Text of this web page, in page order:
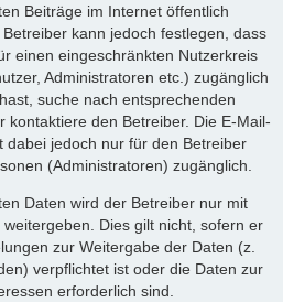
Beiträge im Internet öffentlich
kann jedoch festlegen, dass
einen eingeschränkten Nutzerkreis
Administratoren etc.) zugänglich
suche nach entsprechenden
kontaktiere den Betreiber. Die E-Mail-
dabei jedoch nur für den Betreiber
(Administratoren) zugänglich.
Daten wird der Betreiber nur mit
Dies gilt nicht, sofern er
zur Weitergabe der Daten (z.
verpflichtet ist oder die Daten zur
erforderlich sind.